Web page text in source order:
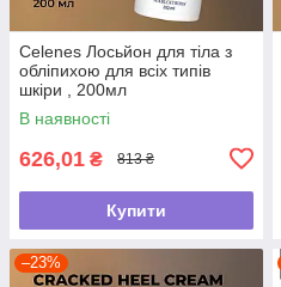
Celenes Лосьйон для тіла з
обліпихою для всіх типів
шкіри , 200мл
В наявності
626,01 ₴ 813 ₴
Купити
–23%